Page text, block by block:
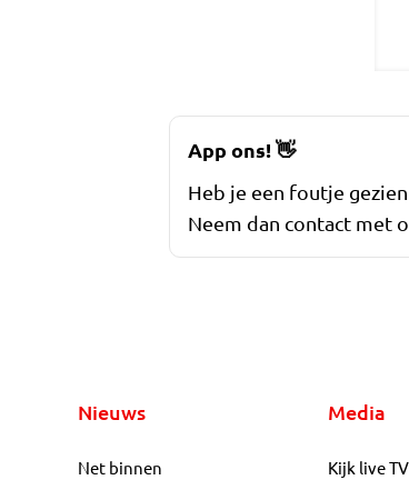
App ons!👋
Heb je een foutje
Neem dan contact met
Nieuws
Net binnen
Media
Kijk live TV